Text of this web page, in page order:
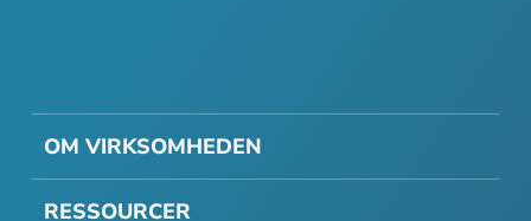
OM VIRKSOMHEDEN
RESSOURCER